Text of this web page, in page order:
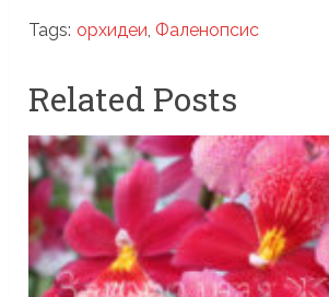
Tags: орхидеи ,Фаленопсис
Related Posts